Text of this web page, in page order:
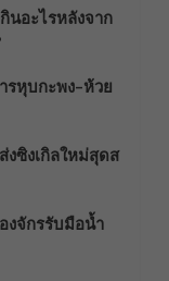
นอะไรหลังจาก
รหุบกะพง–ห้วย
งซิงเกิลใหม่สุดส
งจักรรับมือน้ำ